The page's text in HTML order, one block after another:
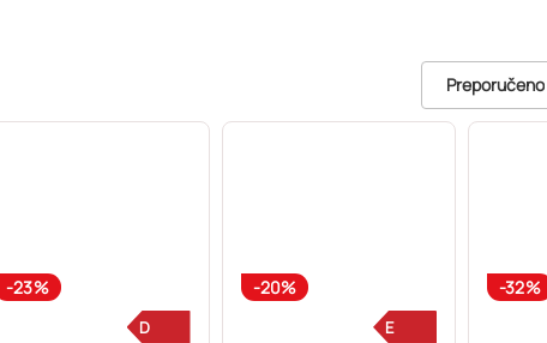
Preporučeno
-23%
D
-20%
E
-32%